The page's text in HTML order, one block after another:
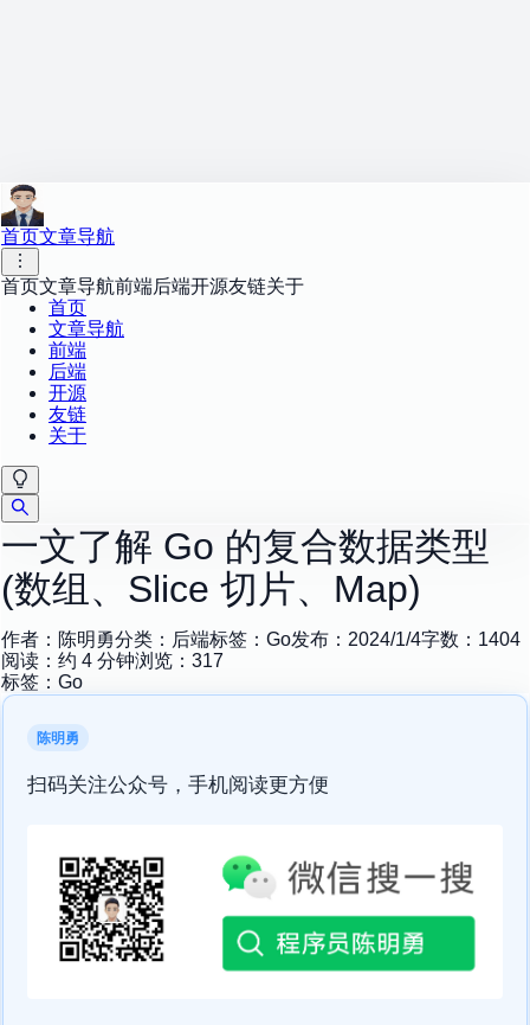
首页文章导航
首页文章导航前端后端开源友链关于
首页
文章导航
前端
后端
开源
友链
关于
一文了解 Go 的复合数据类型
(数组、Slice 切片、Map)
作者： 陈明勇分类： 后端标签： Go发布： 2024/1/4字数： 1404
阅读：约 4 分钟浏览： 317
标签： Go
陈明勇
扫码关注公众号，手机阅读更方便